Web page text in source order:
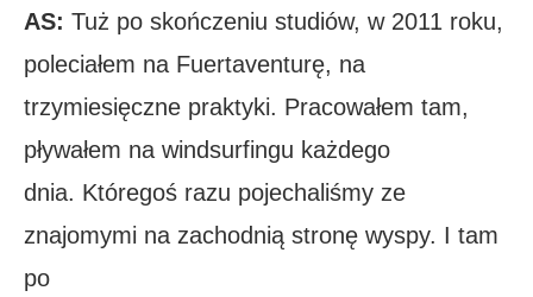
AS: Tuż po skończeniu studiów, w 2011 roku,
poleciałem na Fuertaventurę, na
trzymiesięczne praktyki. Pracowałem tam,
pływałem na windsurfingu każdego
dnia. Któregoś razu pojechaliśmy ze
znajomymi na zachodnią stronę wyspy. I tam
po